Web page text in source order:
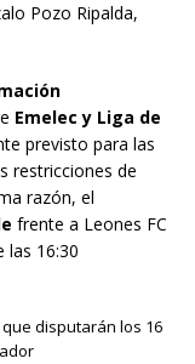
Pozo Ripalda,
Emelec y Liga de
previsto para las
restricciones de
razón, el
frente a Leones FC
las 16:30
disputarán los 16